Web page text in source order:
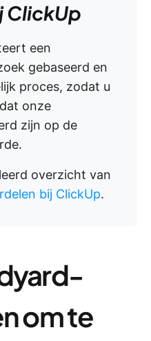
ClickUp
een
gebaseerd en
proces, zodat u
onze
zijn op de
overzicht van
bij ClickUp.
om te